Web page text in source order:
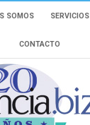
SOMOS SERVICIOS
CONTACTO